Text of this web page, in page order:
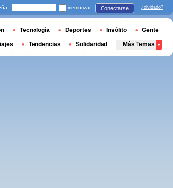
memorizar Conectarse ¿olvidado?
Tecnología Deportes Insólito Gente
Tendencias Solidaridad Más Temas